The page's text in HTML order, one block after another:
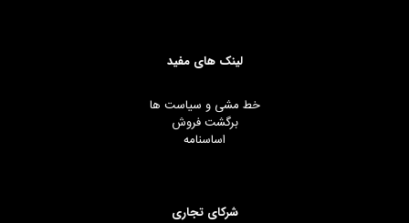
لینک های مفید
خط مشی و سیاست ها
برگشت فروش
اساسنامه
شرکای تجاری